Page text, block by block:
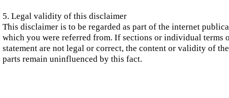
5. Legal validity of this disclaimer
This disclaimer is to be regarded as part of the internet
which you were referred from. If sections or individual terms
statement are not legal or correct, the content or validity of
parts remain uninfluenced by this fact.